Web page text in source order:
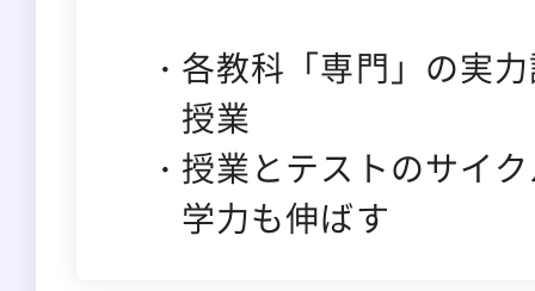
各教科「専門」の実
授業
授業とテストのサイ
学力も伸ばす